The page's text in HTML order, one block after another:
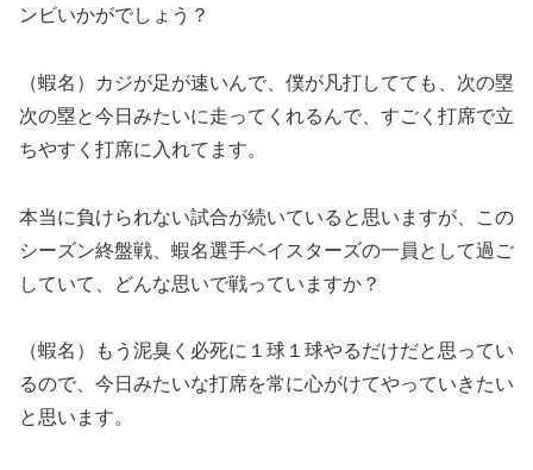
ンビいかがでしょう？
（蝦名）カジが足が速いんで、僕が凡打してても、次の塁
次の塁と今日みたいに走ってくれるんで、すごく打席で立
ちやすく打席に入れてます。
本当に負けられない試合が続いていると思いますが、この
シーズン終盤戦、蝦名選手ベイスターズの一員として過ご
していて、どんな思いで戦っていますか？
（蝦名）もう泥臭く必死に１球１球やるだけだと思ってい
るので、今日みたいな打席を常に心がけてやっていきたい
と思います。